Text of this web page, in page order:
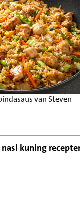
van Steven
kuning